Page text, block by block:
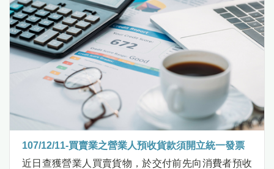
107/12/11-買賣業之營業人預收貨款須開立統一發票
近日查獲營業人買賣貨物，於交付前先向消費者預收